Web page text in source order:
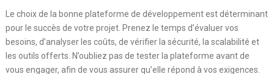
Le choix de la bonne plateforme de développement est déterminant
pour le succès de votre projet. Prenez le temps d’évaluer vos
besoins, d’analyser les coûts, de vérifier la sécurité, la scalabilité et
les outils offerts. N’oubliez pas de tester la plateforme avant de
vous engager, afin de vous assurer qu’elle répond à vos exigences.